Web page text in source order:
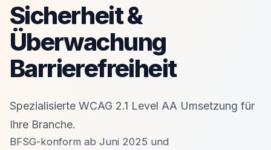
Sicherheit &
Überwachung
Barrierefreiheit
Spezialisierte WCAG 2.1 Level AA Umsetzung für
Ihre Branche.
BFSG-konform ab Juni 2025 und